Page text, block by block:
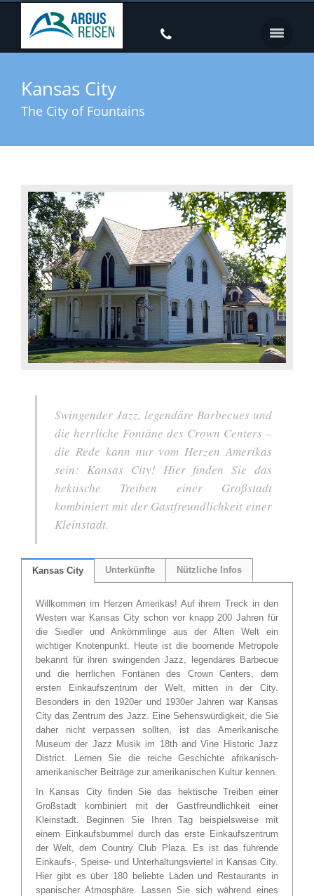
Kansas City
The City of Fountains
Swingender Jazz, legendäre Barbecues und
die herrliche Fontäne des Crown Centers –
die Rede kann nur vom Herzen Amerikas
sein: Kansas City! Hier finden Sie das
hektische Treiben einer Großstadt
kombiniert mit der Gastfreundlichkeit einer
Kleinstadt.
Kansas City Unterkünfte Nützliche Infos
Willkommen im Herzen Amerikas! Auf ihrem Treck in den
Westen war Kansas City schon vor knapp 200 Jahren für
die Siedler und Ankömmlinge aus der Alten Welt ein
wichtiger Knotenpunkt. Heute ist die boomende Metropole
bekannt für ihren swingenden Jazz, legendäres Barbecue
und die herrlichen Fontänen des Crown Centers, dem
ersten Einkaufszentrum der Welt, mitten in der City.
Besonders in den 1920er und 1930er Jahren war Kansas
City das Zentrum des Jazz. Eine Sehenswürdigkeit, die Sie
daher nicht verpassen sollten, ist das Amerikanische
Museum der Jazz Musik im 18th and Vine Historic Jazz
District. Lernen Sie die reiche Geschichte afrikanisch-
amerikanischer Beiträge zur amerikanischen Kultur kennen.
In Kansas City finden Sie das hektische Treiben einer
Großstadt kombiniert mit der Gastfreundlichkeit einer
Kleinstadt. Beginnen Sie Ihren Tag beispielsweise mit
einem Einkaufsbummel durch das erste Einkaufszentrum
der Welt, dem Country Club Plaza. Es ist das führende
Einkaufs-, Speise- und Unterhaltungsviertel in Kansas City.
Hier gibt es über 180 beliebte Läden und Restaurants in
spanischer Atmosphäre. Lassen Sie sich während eines